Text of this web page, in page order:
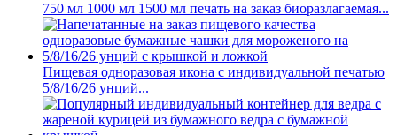
750 мл 1000 мл 1500 мл печать на заказ биоразлагаемая...
Пищевая одноразовая икона с индивидуальной печатью
5/8/16/26 унций...